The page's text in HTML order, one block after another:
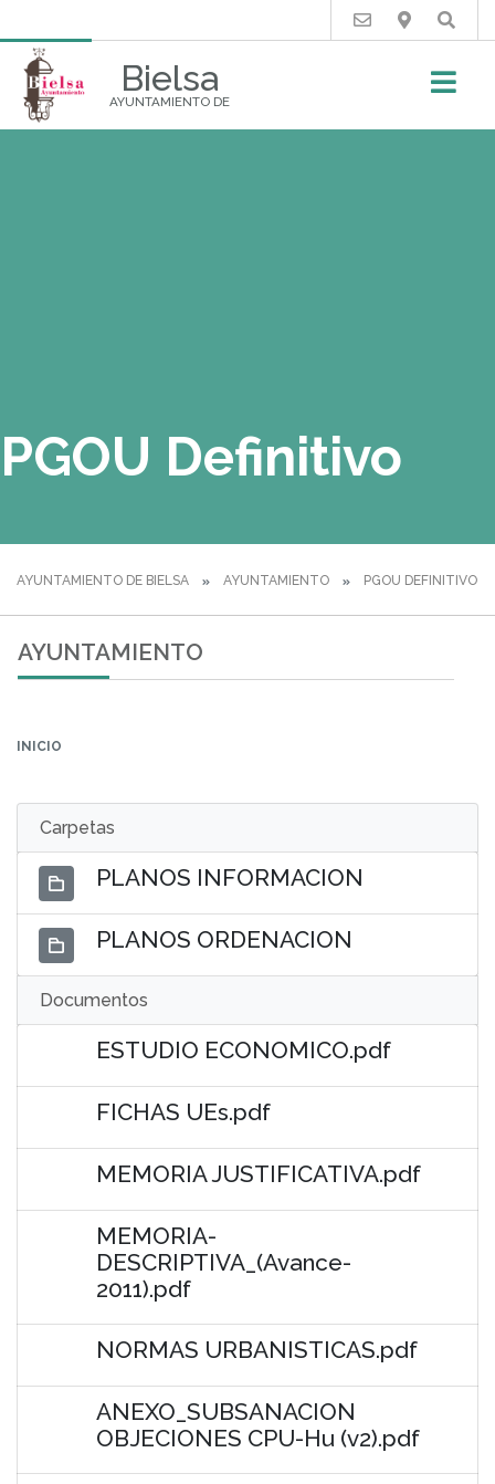
Bielsa
AYUNTAMIENTO DE
Buscar
PGOU Definitivo
AYUNTAMIENTO DE BIELSA AYUNTAMIENTO PGOU DEFINITIVO
AYUNTAMIENTO
INICIO
Carpetas
PLANOS INFORMACION
PLANOS ORDENACION
Documentos
ESTUDIO ECONOMICO.pdf
FICHAS UEs.pdf
MEMORIA JUSTIFICATIVA.pdf
MEMORIA-
DESCRIPTIVA_(Avance-
2011).pdf
NORMAS URBANISTICAS.pdf
ANEXO_SUBSANACION
OBJECIONES CPU-Hu (v2).pdf